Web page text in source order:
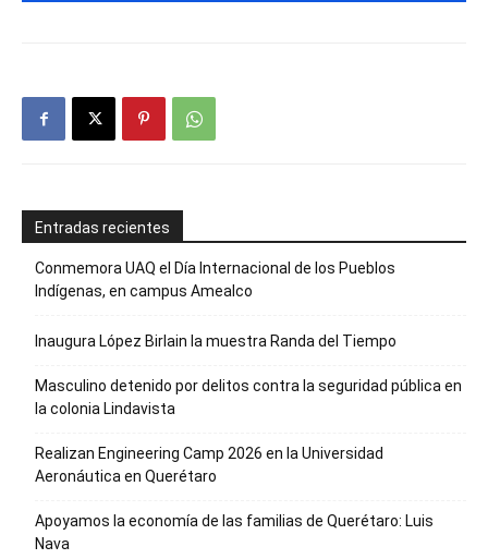
Entradas recientes
Conmemora UAQ el Día Internacional de los Pueblos
Indígenas, en campus Amealco
Inaugura López Birlain la muestra Randa del Tiempo
Masculino detenido por delitos contra la seguridad pública en
la colonia Lindavista
Realizan Engineering Camp 2026 en la Universidad
Aeronáutica en Querétaro
Apoyamos la economía de las familias de Querétaro: Luis
Nava